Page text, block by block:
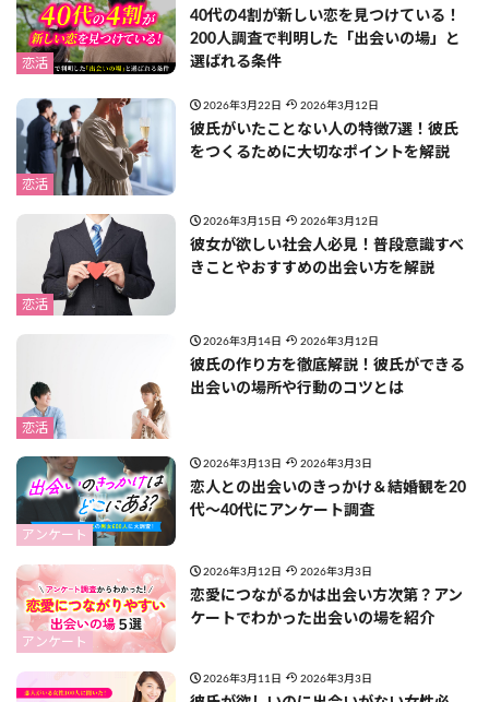
恋活
40代の4割が新しい恋を見つけている！
200人調査で判明した「出会いの場」と
選ばれる条件
恋活
2026年3月22日 2026年3月12日
彼氏がいたことない人の特徴7選！彼氏
をつくるために大切なポイントを解説
恋活
2026年3月15日 2026年3月12日
彼女が欲しい社会人必見！普段意識すべ
きことやおすすめの出会い方を解説
恋活
2026年3月14日 2026年3月12日
彼氏の作り方を徹底解説！彼氏ができる
出会いの場所や行動のコツとは
アンケート
2026年3月13日 2026年3月3日
恋人との出会いのきっかけ＆結婚観を20
代〜40代にアンケート調査
アンケート
2026年3月12日 2026年3月3日
恋愛につながるかは出会い方次第？アン
ケートでわかった出会いの場を紹介
2026年3月11日 2026年3月3日